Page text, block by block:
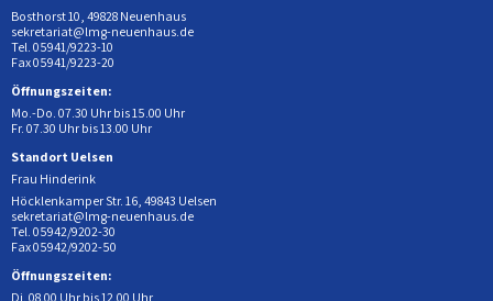
Bosthorst 10, 49828 Neuenhaus
sekretariat@lmg-neuenhaus.de
Tel. 05941/9223-10
Fax 05941/9223-20
Öffnungszeiten:
Mo.-Do. 07.30 Uhr bis 15.00 Uhr
Fr. 07.30 Uhr bis 13.00 Uhr
Standort Uelsen
Frau Hinderink
Höcklenkamper Str. 16, 49843 Uelsen
sekretariat@lmg-neuenhaus.de
Tel. 05942/9202-30
Fax 05942/9202-50
Öffnungszeiten:
Di. 08.00 Uhr bis 12.00 Uhr